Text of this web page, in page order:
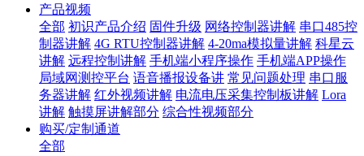
产品视频
全部 初识产品介绍 固件升级 网络控制器讲解 串口485控
制器讲解 4G RTU控制器讲解 4-20ma模拟量讲解 科星云
讲解 远程控制讲解 手机端小程序操作 手机端APP操作
局域网测控平台 语音播报设备讲 常见问题处理 串口服
务器讲解 红外视频讲解 电流电压采集控制板讲解 Lora
讲解 触摸屏讲解部分 综合性视频部分
购买/定制通道
全部